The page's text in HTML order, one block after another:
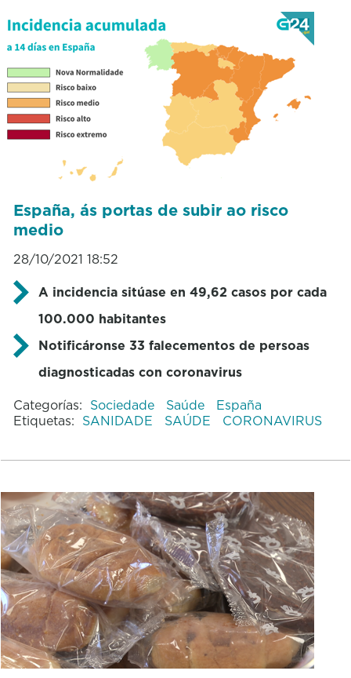
España, ás portas de subir ao risco
medio
28/10/2021 18:52
A incidencia sitúase en 49,62 casos por cada
100.000 habitantes
Notificáronse 33 falecementos de persoas
diagnosticadas con coronavirus
Categorías: Sociedade Saúde
España
Etiquetas: SANIDADE SAÚDE CORONAVIRUS